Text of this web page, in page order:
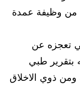
من وظيفة عمدة
تعجزه عن
بتقرير طبي
ذوي الاخلاق